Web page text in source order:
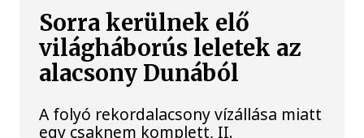
Sorra kerülnek elő
világháborús leletek az
alacsony Dunából
A folyó rekordalacsony vízállása miatt
egy csaknem komplett, II.